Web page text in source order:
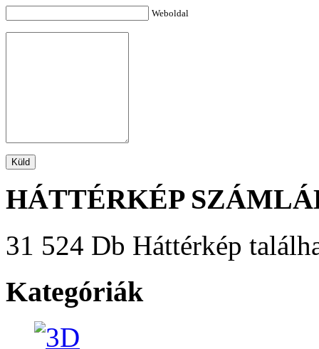
Weboldal
HÁTTÉRKÉP
31 524 Db Háttérkép
Kategóriák